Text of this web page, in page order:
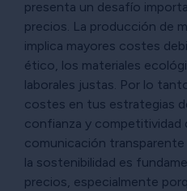
presenta un desafío
precios. La producción de
implica mayores costes
ético, los materiales
laborales justas. Por lo
costes en tus estrategias
confianza y competitividad
comunicación transparente
la sostenibilidad es
precios, especialmente